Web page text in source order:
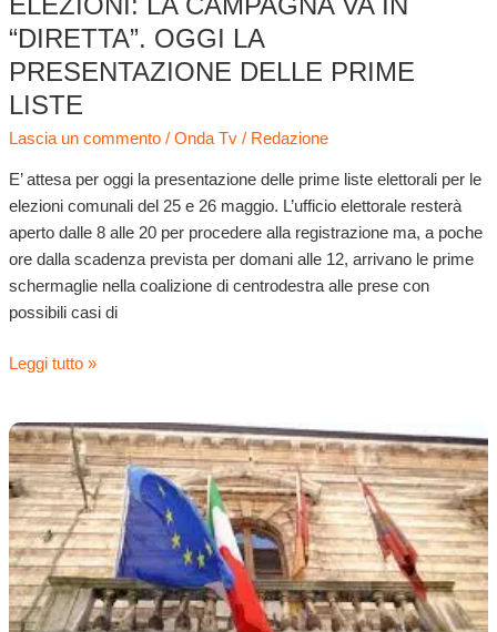
“DIRETTA”. OGGI LA
PRESENTAZIONE DELLE PRIME
LISTE
Lascia un commento / Onda Tv/ Redazione
E’ attesa per oggi la presentazione delle prime liste elettorali per le
elezioni comunali del 25 e 26 maggio. L’ufficio elettorale resterà
aperto dalle 8 alle 20 per procedere alla registrazione ma, a poche
ore dalla scadenza prevista per domani alle 12, arrivano le prime
schermaglie nella coalizione di centrodestra alle prese con
possibili casi di
Leggi tutto »
Elezioni:
candidati
dell’ultimo
minuto.
Corsa
per
chiudere
le